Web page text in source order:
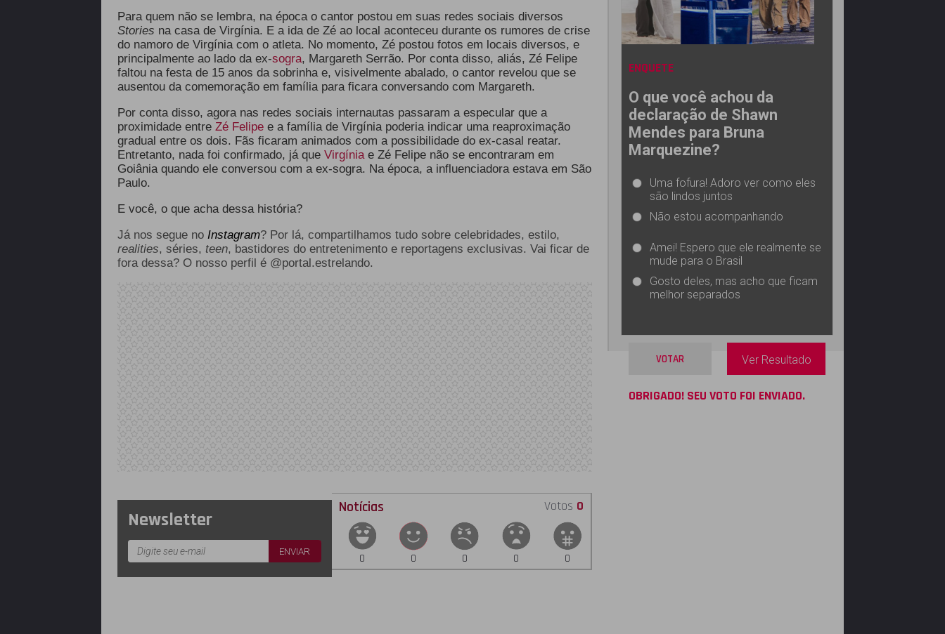
Para quem não se lembra, na época o cantor postou em suas redes sociais diversos
Stories na casa de Virgínia. E aida de Zé ao local aconteceu durante os rumores de crise
do namoro de Virgínia com o atleta. No momento, Zé postou fotos em locais diversos, e
principalmente ao lado da ex-sogra, Margareth Serrão. Por conta disso, aliás, Zé Felipe
faltou na festa de 15 anos da sobrinha e, visivelmente abalado, o cantor revelou que se
ausentou da comemoração em família para ficara conversando com Margareth.
Por conta disso, agora nas redes sociais internautas passaram a especular que a
proximidade entre Zé Felipe e a família de Virgínia poderia indicar uma reaproximação
gradual entre os dois. Fãs ficaram animados com a possibilidade do ex-casal reatar.
Entretanto, nada foi confirmado, já que Virgíniae Zé Felipe não se encontraram em
Goiânia quando ele conversou com a ex-sogra. Na época, a influenciadora estava em São
Paulo.
E você, o que acha dessa história?
Já nos segue no Instagram? Por lá, compartilhamos tudo sobre celebridades, estilo,
realities, séries, teen, bastidores do entretenimento e reportagens exclusivas. Vai ficar de
fora dessa? O nosso perfil é @portal.estrelando.
Newsletter
Notícias Votos 0
0 0 0 0 0
ENQUETE
O que você achou da
declaração de Shawn
Mendes para Bruna
Marquezine?
Uma fofura! Adoro ver como eles
são lindos juntos
Não estou acompanhando
Amei! Espero que ele realmente se
mude para o Brasil
Gosto deles, mas acho que ficam
melhor separados
VOTAR Ver Resultado
OBRIGADO! SEU VOTO FOI ENVIADO.